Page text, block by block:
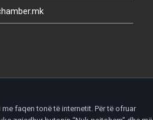
faqen tonë të internetit. Për të ofruar